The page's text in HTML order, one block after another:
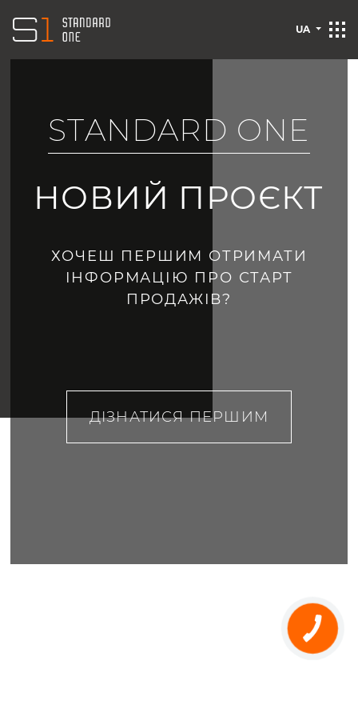
UA
STANDARD ONE
НОВИЙ ПРОЄКТ
ХОЧЕШ ПЕРШИМ ОТРИМАТИ
ІНФОРМАЦІЮ ПРО СТАРТ
ПРОДАЖІВ?
ДІЗНАТИСЯ ПЕРШИМ